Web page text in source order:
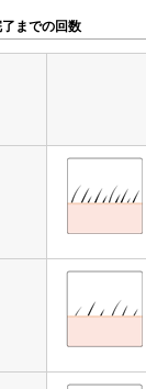
までの回数